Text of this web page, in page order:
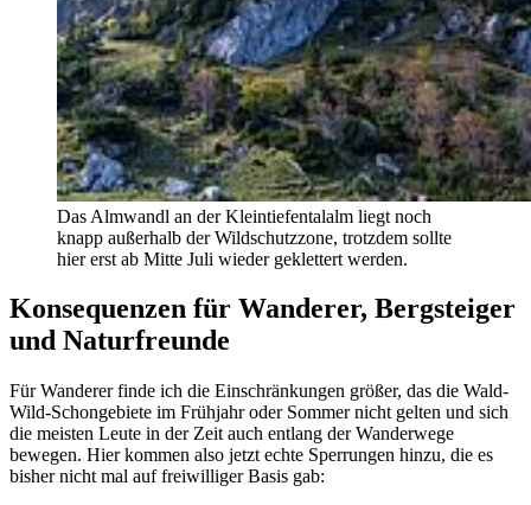
Das Almwandl an der Kleintiefentalalm liegt noch
knapp außerhalb der Wildschutzzone, trotzdem sollte
hier erst ab Mitte Juli wieder geklettert werden.
Konsequenzen für Wanderer, Bergsteiger
und Naturfreunde
Für Wanderer finde ich die Einschränkungen größer, das die Wald-
Wild-Schongebiete im Frühjahr oder Sommer nicht gelten und sich
die meisten Leute in der Zeit auch entlang der Wanderwege
bewegen. Hier kommen also jetzt echte Sperrungen hinzu, die es
bisher nicht mal auf freiwilliger Basis gab: